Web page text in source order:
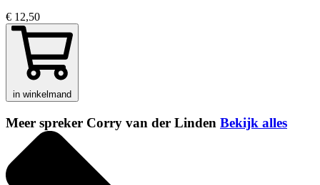
€ 12,50
in winkelmand
Meer spreker Corry van der Linden Bekijk alles